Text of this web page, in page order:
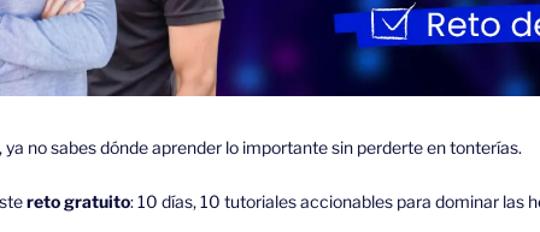
no sabes dónde aprender lo importante sin perderte en tonterías.
reto gratuito: 10 días, 10 tutoriales accionables para dominar las